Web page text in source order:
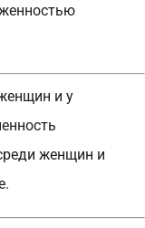
и у
женщин и